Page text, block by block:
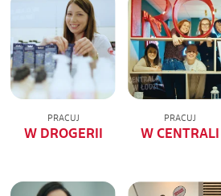
PRACUJ
W DROGERII
PRACUJ
W CENTRALI